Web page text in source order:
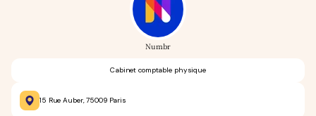
Numbr
Cabinet comptable physique
15 Rue Auber, 75009 Paris